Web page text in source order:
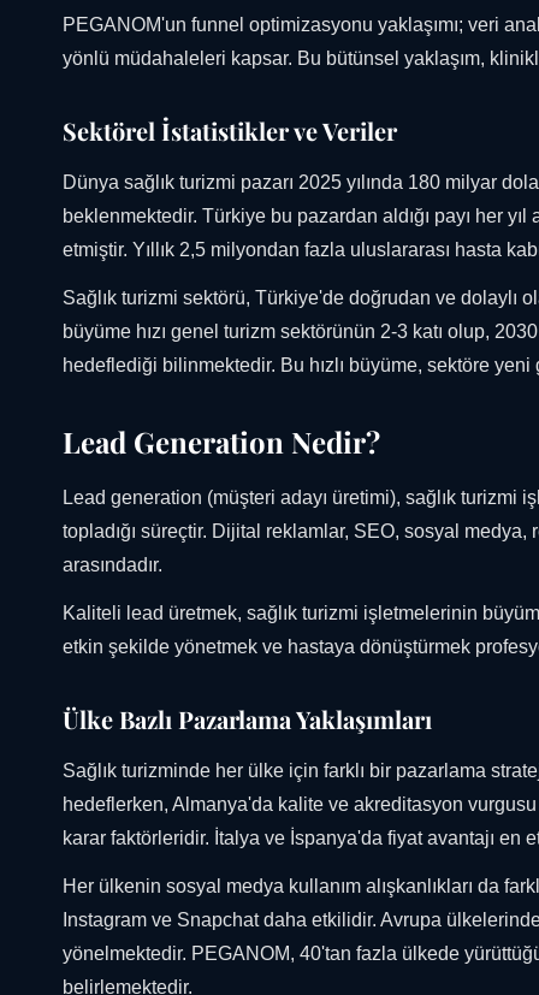
PEGANOM'un funnel optimizasyonu yaklaşımı; veri
yönlü müdahaleleri kapsar. Bu bütünsel yaklaşım,
Sektörel İstatistikler ve Veriler
Dünya sağlık turizmi pazarı 2025 yılında 180 milyar
beklenmektedir. Türkiye bu pazardan aldığı payı her
etmiştir. Yıllık 2,5 milyondan fazla uluslararası hasta
Sağlık turizmi sektörü, Türkiye'de doğrudan ve dolaylı
büyüme hızı genel turizm sektörünün 2-3 katı olup,
hedeflediği bilinmektedir. Bu hızlı büyüme, sektöre yeni
Lead Generation Nedir?
Lead generation (müşteri adayı üretimi), sağlık
topladığı süreçtir. Dijital reklamlar, SEO, sosyal medya,
arasındadır.
Kaliteli lead üretmek, sağlık turizmi işletmelerinin
etkin şekilde yönetmek ve hastaya dönüştürmek
Ülke Bazlı Pazarlama Yaklaşımları
Sağlık turizminde her ülke için farklı bir pazarlama
hedeflerken, Almanya'da kalite ve akreditasyon
karar faktörleridir. İtalya ve İspanya'da fiyat avantajı en
Her ülkenin sosyal medya kullanım alışkanlıkları da
Instagram ve Snapchat daha etkilidir. Avrupa
yönelmektedir. PEGANOM, 40'tan fazla ülkede
belirlemektedir.